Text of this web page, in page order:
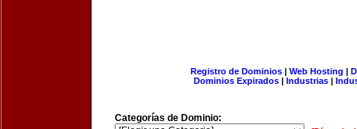
Registro de Dominios| Web Hosting |
Dominios Expirados | Industrias |
Categorías de Dominio: